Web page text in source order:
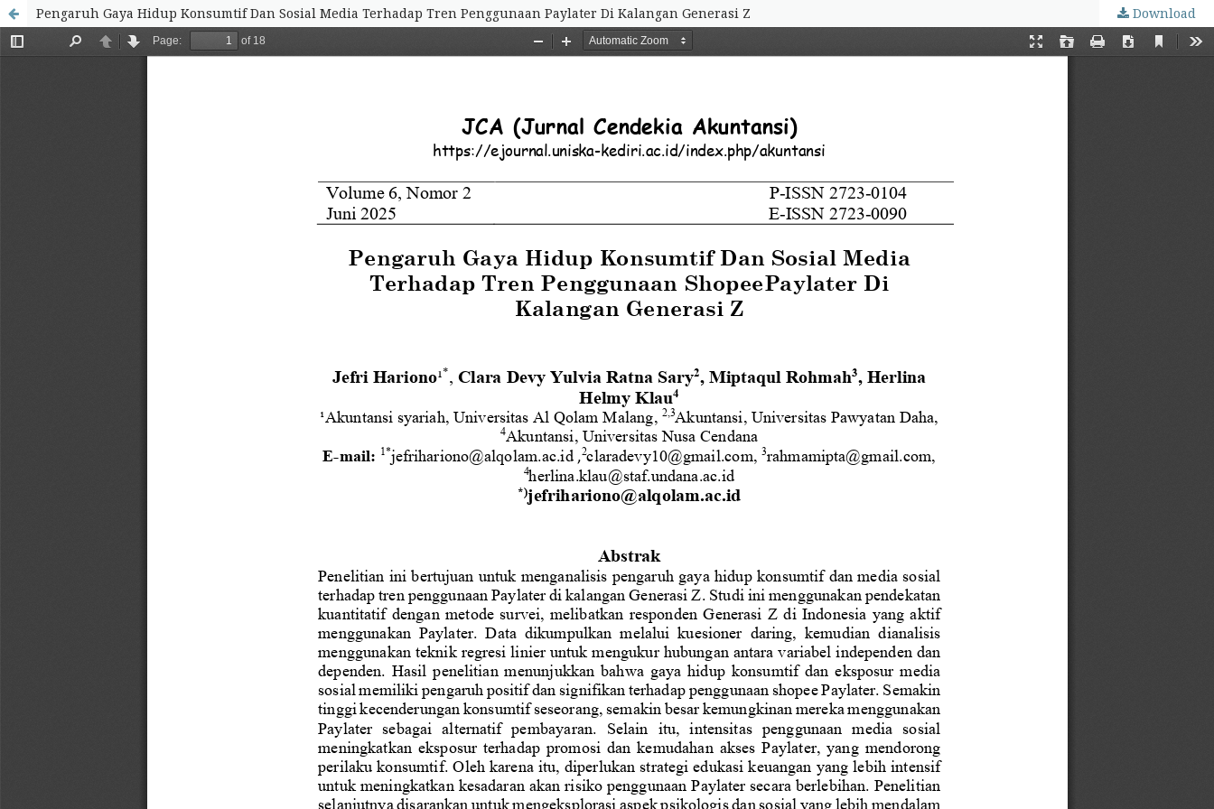
Pengaruh Gaya Hidup Konsumtif Dan Sosial Media Terhadap Tren Penggunaan Paylater Di Kalangan Generasi Z Download